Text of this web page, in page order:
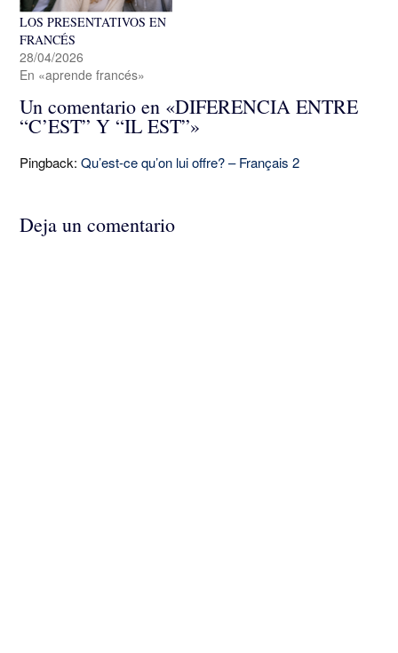
LOS PRESENTATIVOS EN
FRANCÉS
28/04/2026
En «aprende francés»
Un comentario en «DIFERENCIA ENTRE
“C’EST” Y “IL EST”»
Pingback: Qu’est-ce qu’on lui offre? – Français 2
Deja un comentario